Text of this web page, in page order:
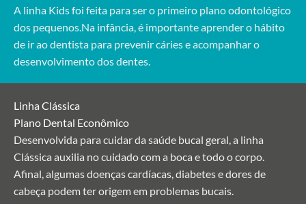
A linha Kids foi feita para ser o primeiro plano odontológico
dos pequenos.Na infância, é importante aprender o hábito
de ir ao dentista para prevenir cáries e acompanhar o
desenvolvimento dos dentes.
Linha Clássica
Plano Dental Econômico
Desenvolvida para cuidar da saúde bucal geral, a linha
Clássica auxilia no cuidado com a boca e todo o corpo.
Afinal, algumas doenças cardíacas, diabetes e dores de
cabeça podem ter origem em problemas bucais.